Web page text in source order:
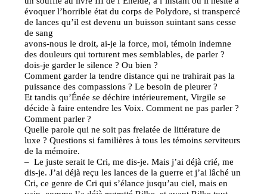
évoquer l’horrible état du corps de Polydore, si transpercé
de lances qu’il est devenu un buisson suintant sans cesse
de sang
avons-nous le droit, ai-je la force, moi, témoin indemne
des douleurs qui torturent mes semblables, de parler ?
dois-je garder le silence ? Ou bien ?
Comment garder la tendre distance qui ne trahirait pas la
puissance des compassions ? Le besoin de pleurer ?
Et tandis qu’Énée se déchire intérieurement, Virgile se
décide à faire entendre les Voix. Comment ne pas parler ?
Comment parler ?
Quelle parole qui ne soit pas frelatée de littérature de
luxe ? Questions si familières à tous les témoins serviteurs
de la mémoire.
– Le juste serait le Cri, me dis-je. Mais j’ai déjà crié, me
dis-je. J’ai déjà reçu les lances de la guerre et j’ai lâché un
Cri, ce genre de Cri qui s’élance jusqu’au ciel, mais en